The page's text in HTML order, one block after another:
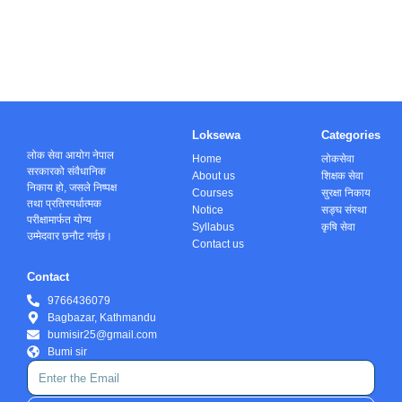
लोक सेवा आयोग नेपाल
सरकारको संवैधानिक
निकाय हो, जसले निष्पक्ष
तथा प्रतिस्पर्धात्मक
परीक्षामार्फत योग्य
उम्मेदवार छनौट गर्दछ।
Loksewa
Home
About us
Courses
Notice
Syllabus
Contact us
Categories
लोकसेवा
शिक्षक सेवा
सुरक्षा निकाय
सङ्घ संस्था
कृषि सेवा
Contact
9766436079
Bagbazar, Kathmandu
bumisir25@gmail.com
Bumi sir